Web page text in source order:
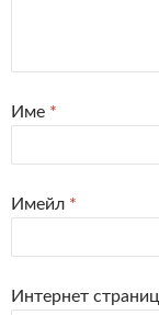
Име *
Имейл *
Интернет